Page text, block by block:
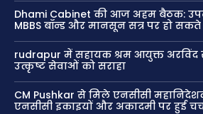
Dhami Cabinet की आज अहम बैठक:
MBBS बॉन्ड और मानसून सत्र पर हो
rudrapur में सहायक श्रम आयुक्त अरविंद
उत्कृष्ट सेवाओं को सराहा
CM Pushkar से मिले एनसीसी
एनसीसी इकाइयों और अकादमी पर हुई